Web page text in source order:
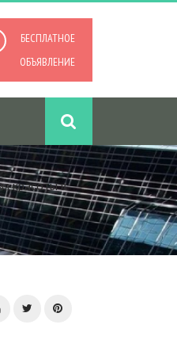
БЕСПЛАТНОЕ
ОБЪЯВЛЕНИЕ
красоты в